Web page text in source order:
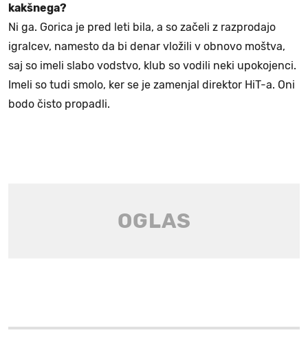
kakšnega?
Ni ga. Gorica je pred leti bila, a so začeli z razprodajo
igralcev, namesto da bi denar vložili v obnovo moštva,
saj so imeli slabo vodstvo, klub so vodili neki upokojenci.
Imeli so tudi smolo, ker se je zamenjal direktor HiT-a. Oni
bodo čisto propadli.